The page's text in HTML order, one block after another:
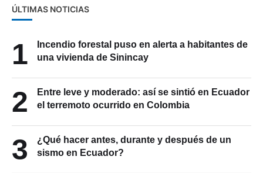
ÚLTIMAS NOTICIAS
1
Incendio forestal puso en alerta a habitantes de
una vivienda de Sinincay
2
Entre leve y moderado: así se sintió en Ecuador
el terremoto ocurrido en Colombia
3
¿Qué hacer antes, durante y después de un
sismo en Ecuador?